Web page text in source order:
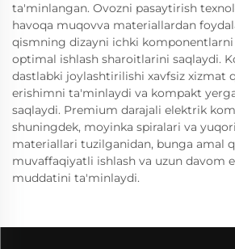
ta'minlangan. Ovozni pasaytirish
havoqa muqovva materiallardan
qismning dizayni ichki
optimal ishlash sharoitlarini saqlaydi.
dastlabki joylashtirilishi xavfsiz xizmat
erishimni ta'minlaydi va kompakt
saqlaydi. Premium darajali elektrik
shuningdek, moyinka spiralari va
materiallari tuzilganidan, bunga amal
muvaffaqiyatli ishlash va uzun davom
muddatini ta'minlaydi.